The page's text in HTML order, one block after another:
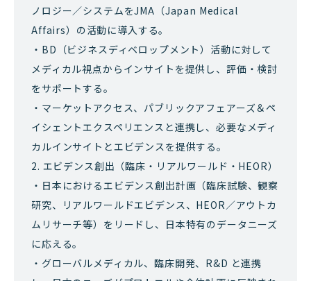
ノロジー／システムをJMA（Japan Medical
Affairs）の活動に導入する。
・BD（ビジネスディベロップメント）活動に対して
メディカル視点からインサイトを提供し、評価・検討
をサポートする。
・マーケットアクセス、パブリックアフェアーズ＆ペ
イシェントエクスペリエンスと連携し、必要なメディ
カルインサイトとエビデンスを提供する。
2. エビデンス創出（臨床・リアルワールド・HEOR）
・日本におけるエビデンス創出計画（臨床試験、観察
研究、リアルワールドエビデンス、HEOR／アウトカ
ムリサーチ等）をリードし、日本特有のデータニーズ
に応える。
・グローバルメディカル、臨床開発、R&D と連携